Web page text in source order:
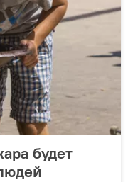
будет